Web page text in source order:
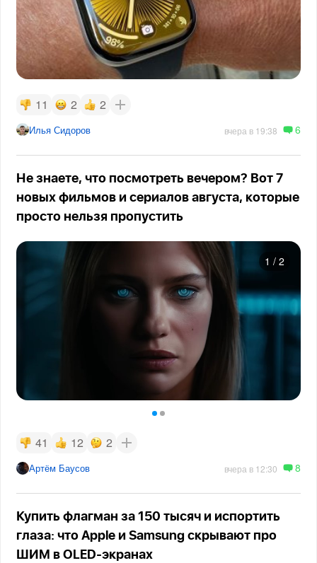
11 2 2
Илья Сидоров вчера в 19:38 6
Не знаете, что посмотреть вечером? Вот 7
новых фильмов и сериалов августа, которые
просто нельзя пропустить
1 / 2
41 12 2
Артём Баусов вчера в 12:30 8
Купить флагман за 150 тысяч и испортить
глаза: что Apple и Samsung скрывают про
ШИМ в OLED-экранах